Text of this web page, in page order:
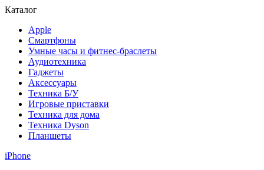
Каталог
Apple
Смартфоны
Умные часы и фитнес-браслеты
Аудиотехника
Гаджеты
Аксессуары
Техника Б/У
Игровые приставки
Техника для дома
Техника Dyson
Планшеты
iPhone